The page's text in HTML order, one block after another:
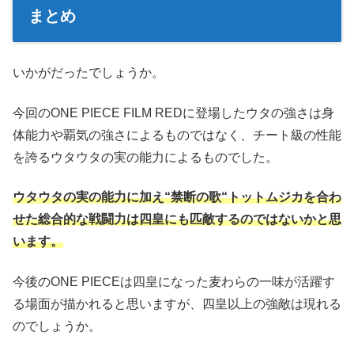
まとめ
いかがだったでしょうか。
今回のONE PIECE FILM REDに登場したウタの強さは身
体能力や覇気の強さによるものではなく、チート級の性能
を誇るウタウタの実の能力によるものでした。
ウタウタの実の能力に加え“禁断の歌“トットムジカを合わ
せた総合的な戦闘力は四皇にも匹敵するのではないかと思
います。
今後のONE PIECEは四皇になった麦わらの一味が活躍す
る場面が描かれると思いますが、四皇以上の強敵は現れる
のでしょうか。